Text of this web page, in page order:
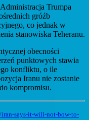
Administracja Trumpa
gróźb
co jednak w
stanowiska Teheranu.
obecności
punktowych stawia
konfliktu, o ile
Iranu nie zostanie
kompromisu.
says-it-will-not-bow-to-